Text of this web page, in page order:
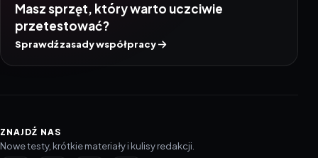
Masz sprzęt, który warto uczciwie
przetestować?
Sprawdź zasady współpracy
ZNAJDŹ NAS
Nowe testy, krótkie materiały i kulisy redakcji.